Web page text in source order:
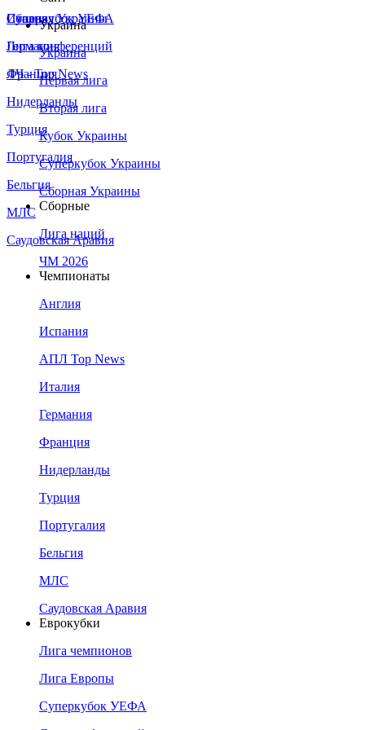
Сборная Украины
Италия
Германия
Франция
Нидерланды
Турция
Португалия
Бельгия
МЛС
Саудовская Аравия
Суперкубок УЕФА
Лига конференций
ЛЧ - Top News
Украина
Украина
Первая лига
Вторая лига
Кубок Украины
Суперкубок Украины
Сборная Украины
Сборные
Лига наций
ЧМ 2026
Чемпионаты
Англия
Испания
АПЛ Top News
Италия
Германия
Франция
Нидерланды
Турция
Португалия
Бельгия
МЛС
Саудовская Аравия
Еврокубки
Лига чемпионов
Лига Европы
Суперкубок УЕФА